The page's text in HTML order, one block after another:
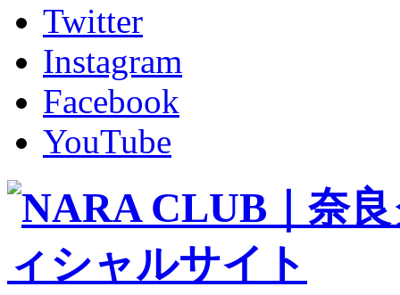
グッズ
ファンコミュニティ
ホームタウン
コラム
その他
TEAM
2026/27トップチーム
2026/27トップチームスタッフ
バモス
チアダンススクール
ボランティアチーム「volundeer」
ビクトリーロード
HOMEGAME
観戦ルール＆マナー
Twitter
Instagram
Facebook
YouTube